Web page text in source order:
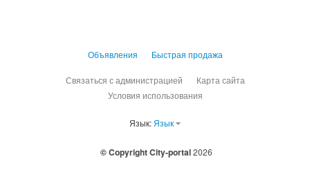
Объявления Быстрая продажа
Связаться с администрацией
Карта сайта
Условия использования
Язык: Язык
© Copyright City-portal2026